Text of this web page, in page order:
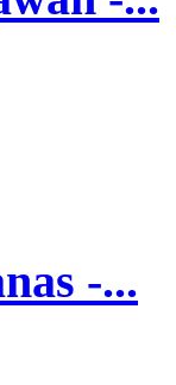
-...